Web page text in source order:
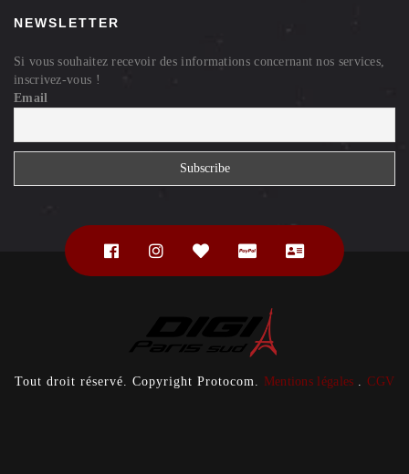
NEWSLETTER
Si vous souhaitez recevoir des informations concernant nos services,
inscrivez-vous !
Email
Tout droit réservé. Copyright Protocom. Mentions légales .CGV